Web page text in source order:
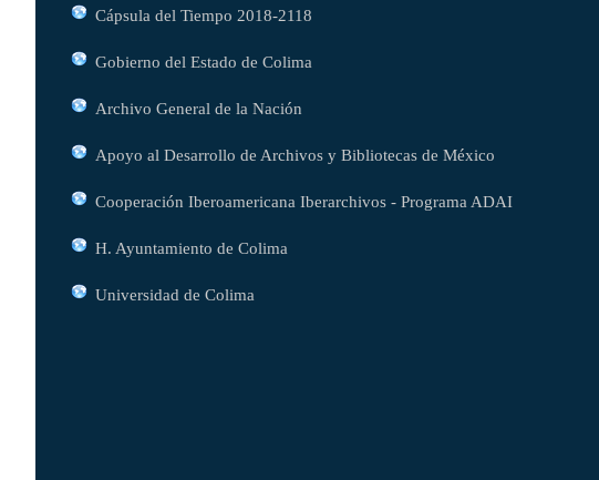
Cápsula del Tiempo 2018-2118
Gobierno del Estado de Colima
Archivo General de la Nación
Apoyo al Desarrollo de Archivos y Bibliotecas de México
Cooperación Iberoamericana Iberarchivos - Programa ADAI
H. Ayuntamiento de Colima
Universidad de Colima